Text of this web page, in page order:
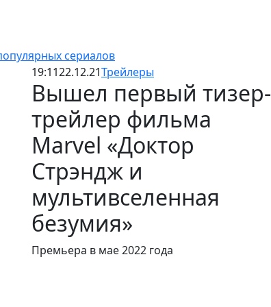
сериалов
19:1122.12.21Трейлеры
Вышел первый тизер-
трейлер фильма
Marvel «Доктор
Стрэндж и
мультивселенная
безумия»
Премьера в мае 2022 года